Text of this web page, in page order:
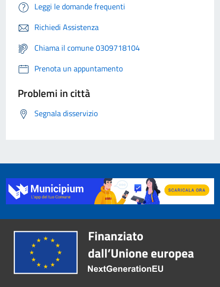
Leggi le domande frequenti
Richiedi Assistenza
Chiama il comune 0309718104
Prenota un appuntamento
Problemi in città
Segnala disservizio